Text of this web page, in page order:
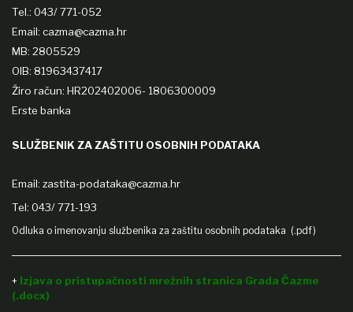
Tel.: 043/ 771-052
Email: cazma@cazma.hr
MB: 2805529
OIB: 81963437417
Žiro račun: HR202402006- 1806300009
Erste banka
SLUŽBENIK ZA ZAŠTITU OSOBNIH PODATAKA
Email: zastita-podataka@cazma.hr
Tel: 043/ 771-193
Odluka o imenovanju službenika za zaštitu osobnih podataka (.pdf)
+ Izjava o pristupačnosti mrežnih stranica Grada Čazme
(.docx)